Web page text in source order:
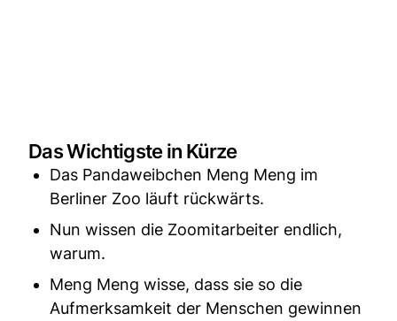
Das Wichtigste in Kürze
Das Pandaweibchen Meng Meng im
Berliner Zoo läuft rückwärts.
Nun wissen die Zoomitarbeiter endlich,
warum.
Meng Meng wisse, dass sie so die
Aufmerksamkeit der Menschen gewinnen